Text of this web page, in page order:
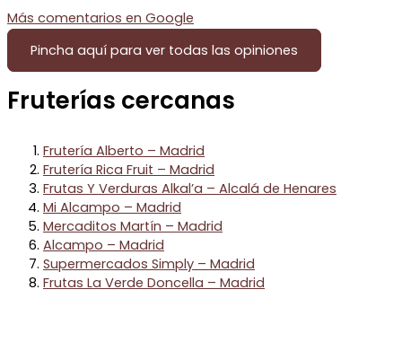
Más comentarios en Google
Pincha aquí para ver todas las opiniones
Fruterías cercanas
Frutería Alberto – Madrid
Frutería Rica Fruit – Madrid
Frutas Y Verduras Alkal’a – Alcalá de Henares
Mi Alcampo – Madrid
Mercaditos Martín – Madrid
Alcampo – Madrid
Supermercados Simply – Madrid
Frutas La Verde Doncella – Madrid